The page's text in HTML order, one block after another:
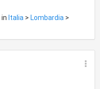
in Italia > Lombardia >